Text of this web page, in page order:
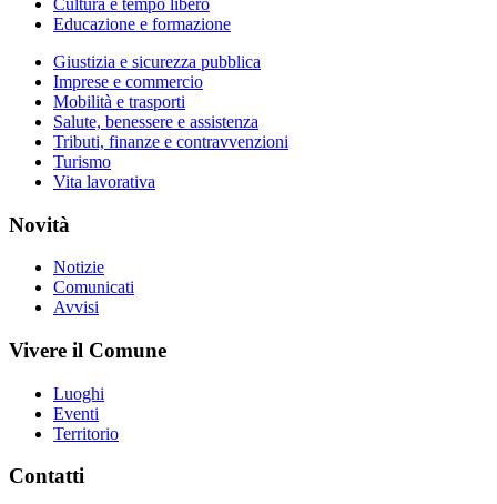
Educazione e formazione
Giustizia e sicurezza pubblica
Imprese e commercio
Mobilità e trasporti
Salute, benessere e assistenza
Tributi, finanze e contravvenzioni
Turismo
Vita lavorativa
Novità
Notizie
Comunicati
Avvisi
Vivere il Comune
Luoghi
Eventi
Territorio
Contatti